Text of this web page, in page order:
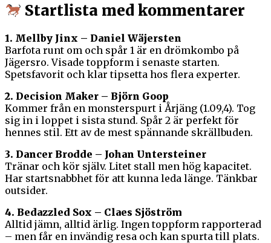
Startlista med kommentarer
1. Mellby Jinx – Daniel Wäjersten
Barfota runt om och spår 1 är en drömkombo på
Jägersro. Visade toppform i senaste starten.
Spetsfavorit och klar tipsetta hos flera experter.
2. Decision Maker – Björn Goop
Kommer från en monsterspurt i Årjäng (1.09,4). Tog
sig in i loppet i sista stund. Spår 2 är perfekt för
hennes stil. Ett av de mest spännande skrällbuden.
3. Dancer Brodde – Johan Untersteiner
Tränar och kör själv. Litet stall men hög kapacitet.
Har startsnabbhet för att kunna leda länge. Tänkbar
outsider.
4. Bedazzled Sox – Claes Sjöström
Alltid jämn, alltid ärlig. Ingen toppform rapporterad
– men får en invändig resa och kan spurta till plats.